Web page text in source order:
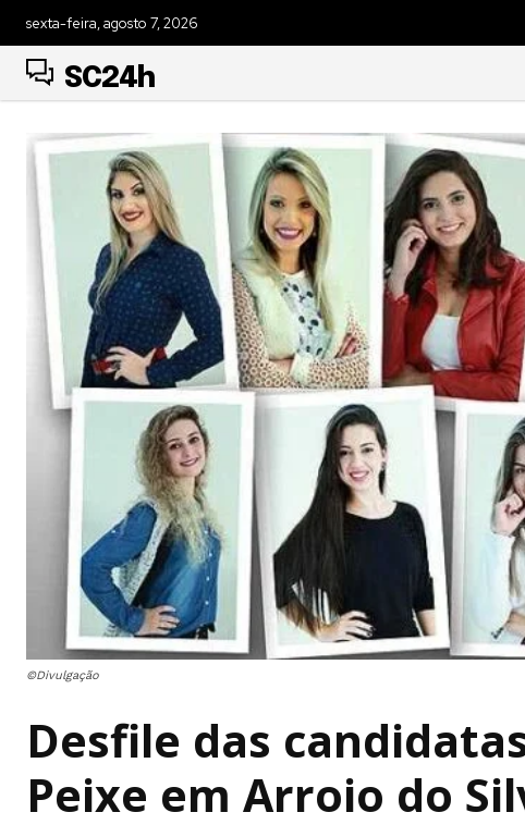
sexta-feira, agosto 7, 2026
SC24h
©Divulgação
Desfile das
Peixe em Arroio do